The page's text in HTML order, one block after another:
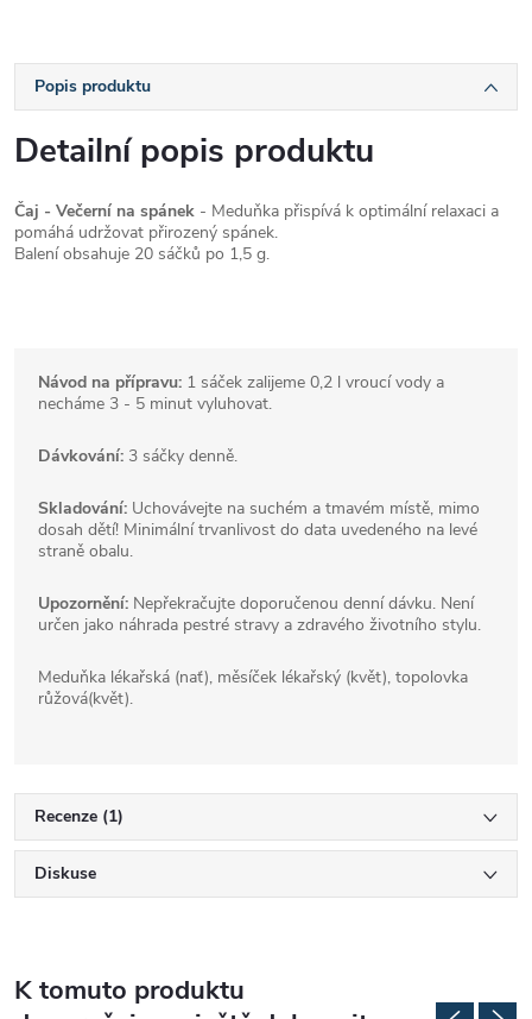
Popis produktu
Detailní popis produktu
Čaj - Večerní na spánek - Meduňka přispívá k optimální relaxaci a
pomáhá udržovat přirozený spánek.
Balení obsahuje 20 sáčků po 1,5 g.
Návod na přípravu: 1 sáček zalijeme 0,2 l vroucí vody a
necháme 3 - 5 minut vyluhovat.
Dávkování: 3 sáčky denně.
Skladování: Uchovávejte na suchém a tmavém místě, mimo
dosah dětí! Minimální trvanlivost do data uvedeného na levé
straně obalu.
Upozornění: Nepřekračujte doporučenou denní dávku. Není
určen jako náhrada pestré stravy a zdravého životního stylu.
Meduňka lékařská (nať), měsíček lékařský (květ), topolovka
růžová(květ).
Recenze (1)
Diskuse
K tomuto produktu